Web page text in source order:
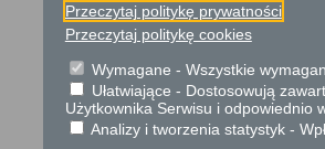
c)
Przeczytaj politykę prywatności
Przeczytaj politykę cookies
Wymagane - Wszystkie
Ułatwiające - Dostosowują
Użytkownika Serwisu i odpowiednio
Analizy i tworzenia statystyk -